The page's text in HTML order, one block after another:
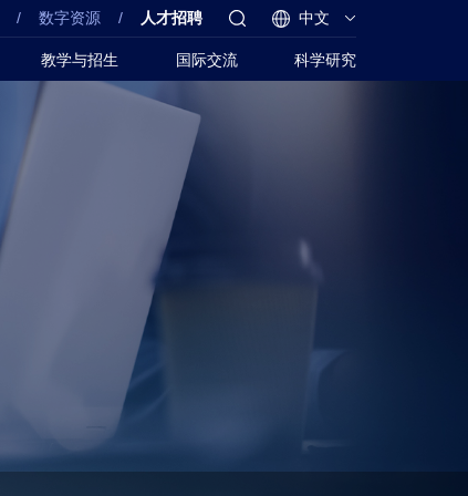
/ 数字资源 / 人才招聘 中文
教学与招生 国际交流 科学研究